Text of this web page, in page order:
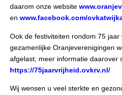
daarom onze website
en www.facebook.com/
Ook de festiviteiten rondom 75
gezamenlijke Oranjeverenigingen
afgelast; meer informatie daarover
https://75jaarvrijheid.ovkrv.nl/
Wij wensen u veel sterkte en